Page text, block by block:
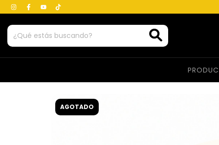
AGOTADO